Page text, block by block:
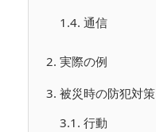
1.4. 通信
2. 実際の例
3. 被災時の防犯対策
3.1. 行動